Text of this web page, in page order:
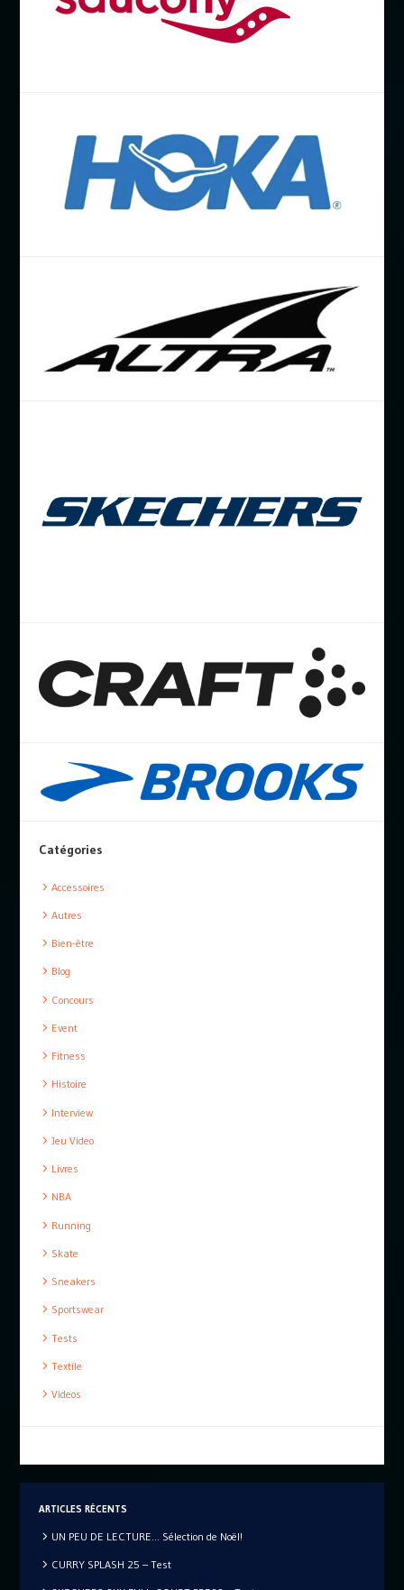
Catégories
Accessoires
Autres
Bien-être
Blog
Concours
Event
Fitness
Histoire
Interview
Jeu Video
Livres
NBA
Running
Skate
Sneakers
Sportswear
Tests
Textile
Videos
ARTICLES RÉCENTS
UN PEU DE LECTURE… Sélection de Noël!
CURRY SPLASH 25 – Test